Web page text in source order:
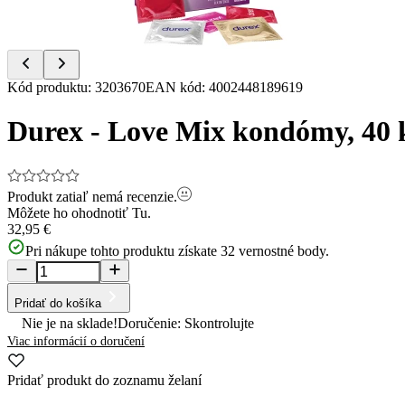
Item
of
Kód produktu: 3203670EAN kód: 4002448189619
Durex - Love Mix kondómy, 40
Produkt zatiaľ nemá recenzie.
Môžete ho ohodnotiť Tu.
32,95 €
Pri nákupe tohto produktu získate 32 vernostné body.
Pridať do košíka
Nie je na sklade!Doručenie: Skontrolujte
Viac informácií o doručení
Pridať produkt do zoznamu želaní